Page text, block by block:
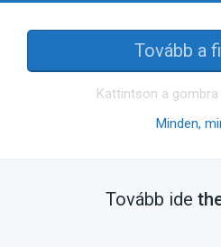
Tovább a
Kattintson a
Minden,
Tovább ide